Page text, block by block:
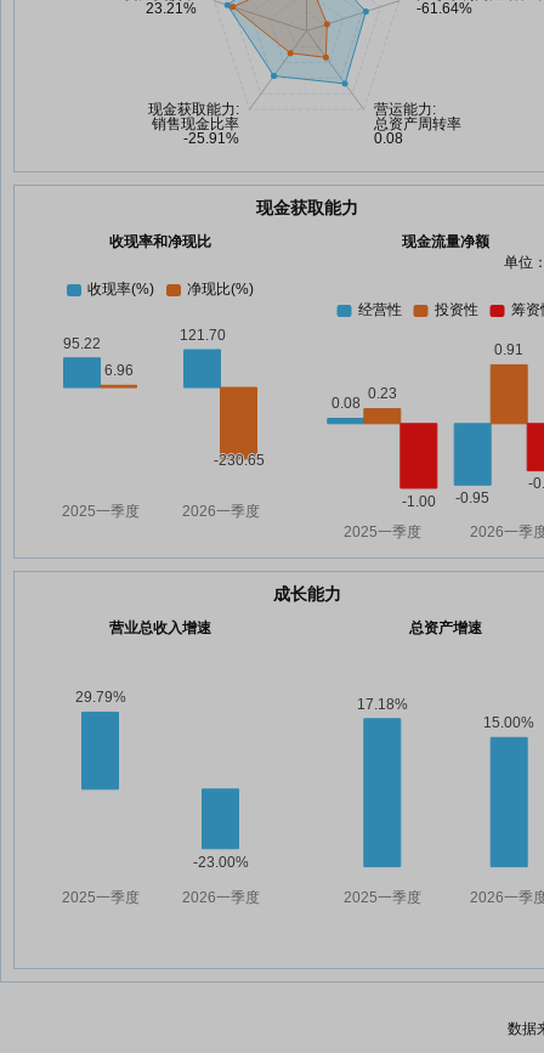
现金获取能力
收现率和净现比
现金流量净额
单位
成长能力
营业总收入增速 总资产增速
数据